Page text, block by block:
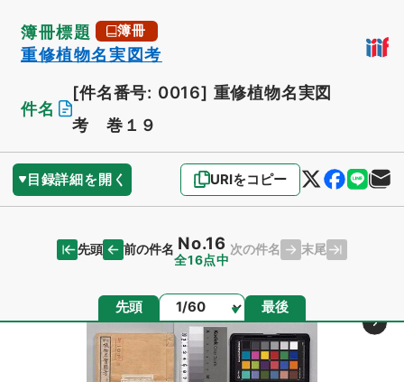
簿冊標題 簿冊
重修植物名実図考
件名
[件名番号: 0016] 重修植物名実図
考 巻１９
目録詳細を開く URIをコピー
先頭 前の件名 No.16
全16点中
次の件名 末尾
先頭 ページ 最後